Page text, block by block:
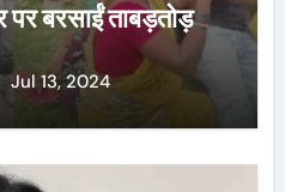
पर बरसाईं ताबड़तोड़
Jul 13, 2024